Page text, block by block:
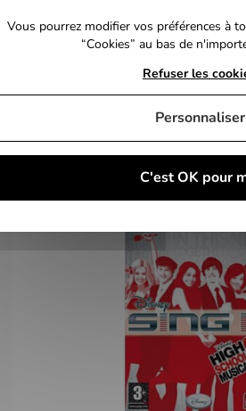
Vous pourrez modifier vos préférences à
“Cookies” au bas de
C'est OK pour
Refuser les
Personnaliser